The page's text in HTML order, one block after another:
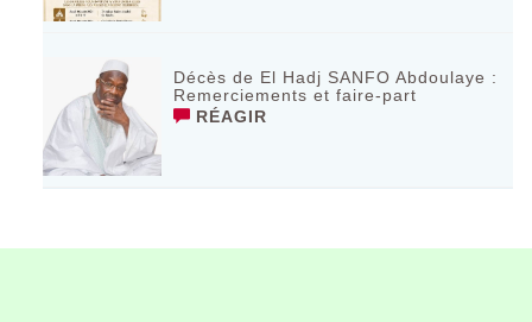
Décès de El Hadj SANFO Abdoulaye :
Remerciements et faire-part
RÉAGIR